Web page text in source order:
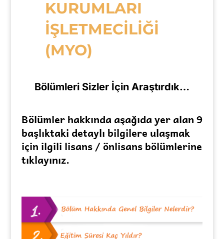
KURUMLARI
İŞLETMECİLİĞİ
(MYO)
Bölümleri Sizler İçin Araştırdık…
Bölümler hakkında aşağıda yer alan 9
başlıktaki detaylı bilgilere ulaşmak
için ilgili lisans / önlisans bölümlerine
tıklayınız.